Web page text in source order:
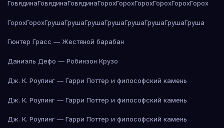
ГовядинаГовядинаГовядинаГорохГорохГорохГорохГорохГорох
ГорохГорохГрушаГрушаГрушаГрушаГрушаГрушаГрушаГруша
Гюнтер Грасс — Жестяной барабан
Даниэль Дефо — Робинзон Крузо
Дж. К. Роулинг — Гарри Поттер и философский камень
Дж. К. Роулинг — Гарри Поттер и философский камень
Дж. К. Роулинг — Гарри Поттер и философский камень